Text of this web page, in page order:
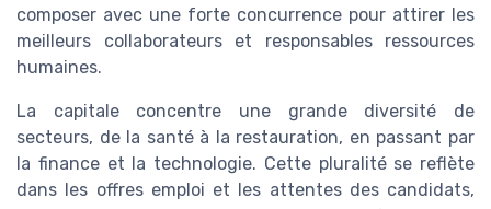
composer avec une forte concurrence pour attirer les
meilleurs collaborateurs et responsables ressources
humaines.
La capitale concentre une grande diversité de
secteurs, de la santé à la restauration, en passant par
la finance et la technologie. Cette pluralité se reflète
dans les offres emploi et les attentes des candidats,